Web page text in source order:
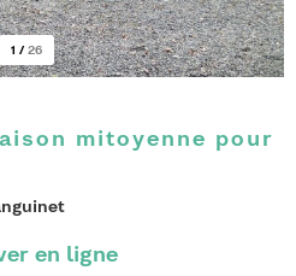
1 / 26
mitoyenne pour